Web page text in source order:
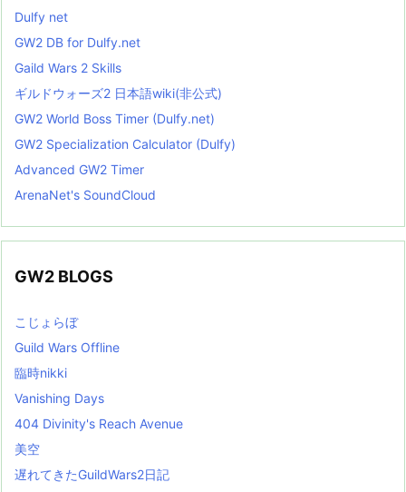
Dulfy net
GW2 DB for Dulfy.net
Gaild Wars 2 Skills
ギルドウォーズ2 日本語wiki(非公式)
GW2 World Boss Timer (Dulfy.net)
GW2 Specialization Calculator (Dulfy)
Advanced GW2 Timer
ArenaNet's SoundCloud
GW2 BLOGS
こじょらぼ
Guild Wars Offline
臨時nikki
Vanishing Days
404 Divinity's Reach Avenue
美空
遅れてきたGuildWars2日記